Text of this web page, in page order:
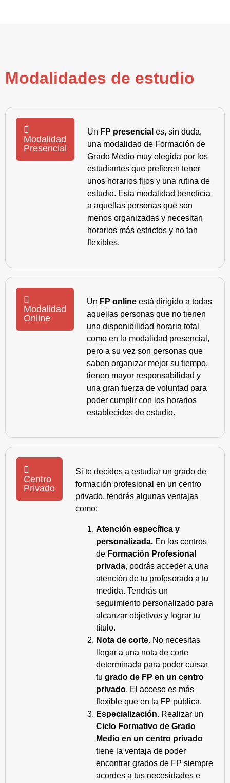
Modalidades de estudio
Modalidad
Presencial
Un FP presencial es, sin duda,
una modalidad de Formación de
Grado Medio muy elegida por los
estudiantes que prefieren tener
unos horarios fijos y una rutina de
estudio. Esta modalidad beneficia
a aquellas personas que son
menos organizadas y necesitan
horarios más estrictos y no tan
flexibles.
Modalidad
Online
Un FP online está dirigido a todas
aquellas personas que no tienen
una disponibilidad horaria total
como en la modalidad presencial,
pero a su vez son personas que
saben organizar mejor su tiempo,
tienen mayor responsabilidad y
una gran fuerza de voluntad para
poder cumplir con los horarios
establecidos de estudio.
Centro
Privado
Si te decides a estudiar un grado de
formación profesional en un centro
privado, tendrás algunas ventajas
como:
Atención específica y
personalizada. En los centros
de Formación Profesional
privada, podrás acceder a una
atención de tu profesorado a tu
medida. Tendrás un
seguimiento personalizado para
alcanzar objetivos y lograr tu
título.
Nota de corte. No necesitas
llegar a una nota de corte
determinada para poder cursar
tu grado de FP en un centro
privado. El acceso es más
flexible que en la FP pública.
Especialización. Realizar un
Ciclo Formativo de Grado
Medio en un centro privado
tiene la ventaja de poder
encontrar grados de FP siempre
acordes a tus necesidades e